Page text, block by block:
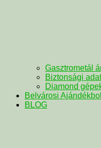
Gasztrometál
Biztonsági
Diamond
Belvárosi
BLOG